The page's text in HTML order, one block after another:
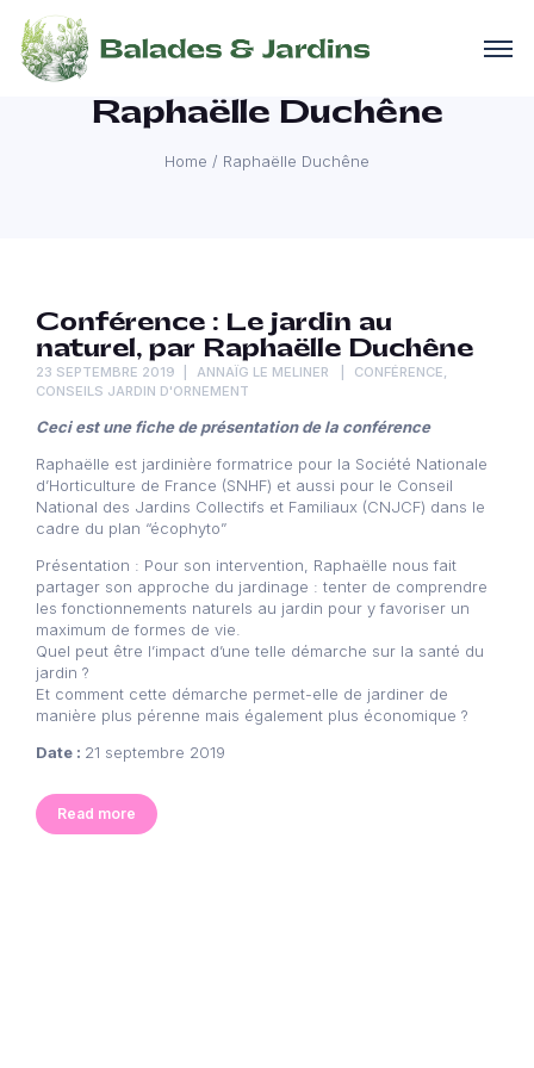
Raphaëlle Duchêne
Home / Raphaëlle Duchêne
Conférence : Le jardin au
naturel, par Raphaëlle Duchêne
23 SEPTEMBRE 2019 ANNAÏG LE MELINER CONFÉRENCE,
CONSEILS JARDIN D'ORNEMENT
Ceci est une fiche de présentation de la conférence
Raphaëlle est jardinière formatrice pour la Société Nationale
d’Horticulture de France (SNHF) et aussi pour le Conseil
National des Jardins Collectifs et Familiaux (CNJCF) dans le
cadre du plan “écophyto”
Présentation : Pour son intervention, Raphaëlle nous fait
partager son approche du jardinage : tenter de comprendre
les fonctionnements naturels au jardin pour y favoriser un
maximum de formes de vie.
Quel peut être l’impact d’une telle démarche sur la santé du
jardin ?
Et comment cette démarche permet-elle de jardiner de
manière plus pérenne mais également plus économique ?
Date : 21 septembre 2019
Read more